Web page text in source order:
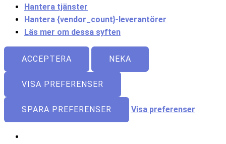
Hantera tjänster
Hantera {vendor_count}-leverantörer
Läs mer om dessa syften
ACCEPTERA NEKA
VISA PREFERENSER
SPARA PREFERENSER Visa preferenser